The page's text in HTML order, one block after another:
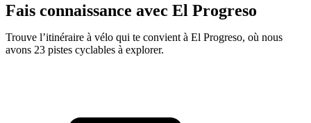
Fais connaissance avec El Progreso
Trouve l’itinéraire à vélo qui te convient à El Progreso, où nous
avons 23 pistes cyclables à explorer.